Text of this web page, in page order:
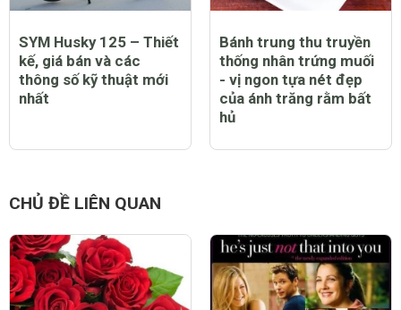
SYM Husky 125 – Thiết
kế, giá bán và các
thông số kỹ thuật mới
nhất
Bánh trung thu truyền
thống nhân trứng muối
- vị ngon tựa nét đẹp
của ánh trăng rằm bất
hủ
CHỦ ĐỀ LIÊN QUAN